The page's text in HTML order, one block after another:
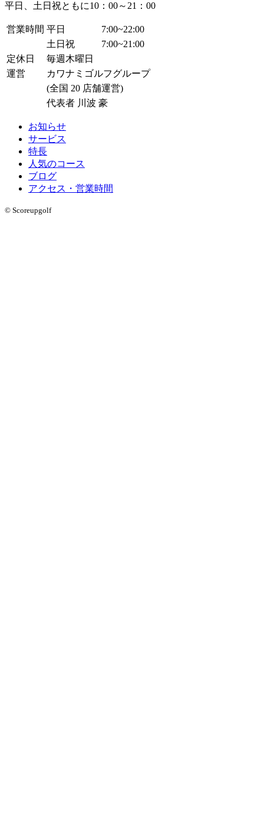
平日、土日祝ともに10：00～21：00
営業時間 平日
7:00~22:00
土日祝
7:00~21:00
定休日
毎週木曜日
運営
カワナミゴルフグループ
(全国 20 店舗運営)
代表者 川波 豪
お知らせ
サービス
特長
人気のコース
ブログ
アクセス・営業時間
© Scoreupgolf